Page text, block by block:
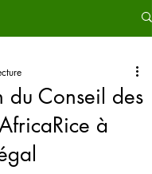
du Conseil des
à